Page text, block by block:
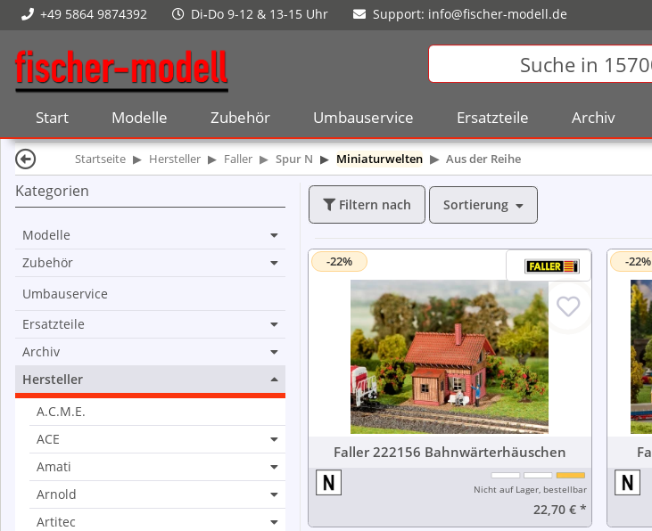
+49 5864 9874392 Di-Do 9-12 & 13-15 Uhr Support: info@fischer-modell.de
Start Modelle Zubehör Umbauservice Ersatzteile Archiv
Startseite Hersteller Faller Spur N Miniaturwelten Aus der Reihe
Filtern nach Sortierung
-22%
Faller 222156 Bahnwärterhäuschen
Nicht auf Lager, bestellbar
22,70 €*
-22%
Kategorien
Modelle
Zubehör
Umbauservice
Ersatzteile
Archiv
Hersteller
A.C.M.E.
ACE
Amati
Arnold
Artitec